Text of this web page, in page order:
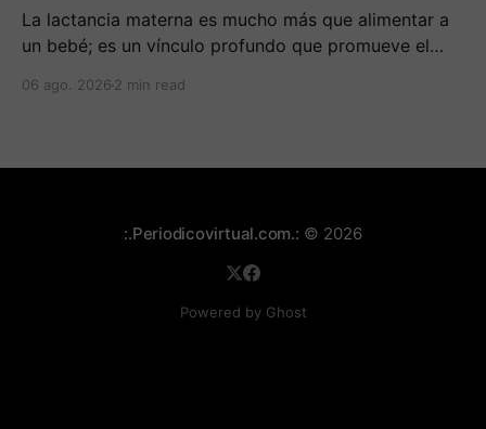
La lactancia materna es mucho más que alimentar a
un bebé; es un vínculo profundo que promueve el
06 ago. 2026 2 min read
:.Periodicovirtual.com.: © 2026
Powered by Ghost